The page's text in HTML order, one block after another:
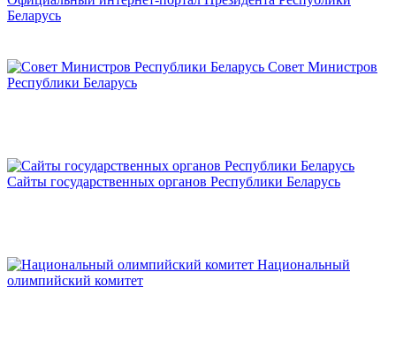
Беларусь
Совет Министров
Республики Беларусь
Сайты государственных органов Республики Беларусь
Национальный
олимпийский комитет